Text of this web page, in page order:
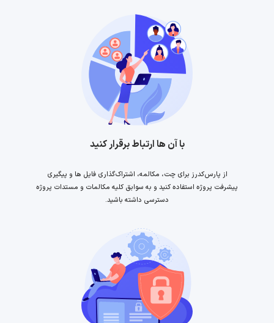
با آن ها ارتباط برقرار کنید
از پارس‌کدرز برای چت، مکالمه، اشتراک‌گذاری فایل ها و پیگیری
پیشرفت پروژه استفاده کنید و به سوابق کلیه مکالمات و مستدات پروژه
دسترسی داشته باشید.